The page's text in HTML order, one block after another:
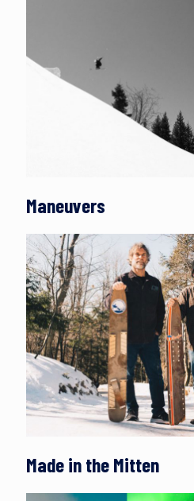
Maneuvers
Made in the Mitten